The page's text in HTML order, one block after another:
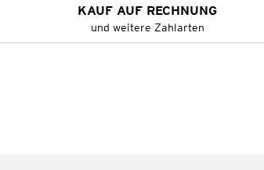
KAUF AUF RECHNUNG
und weitere Zahlarten